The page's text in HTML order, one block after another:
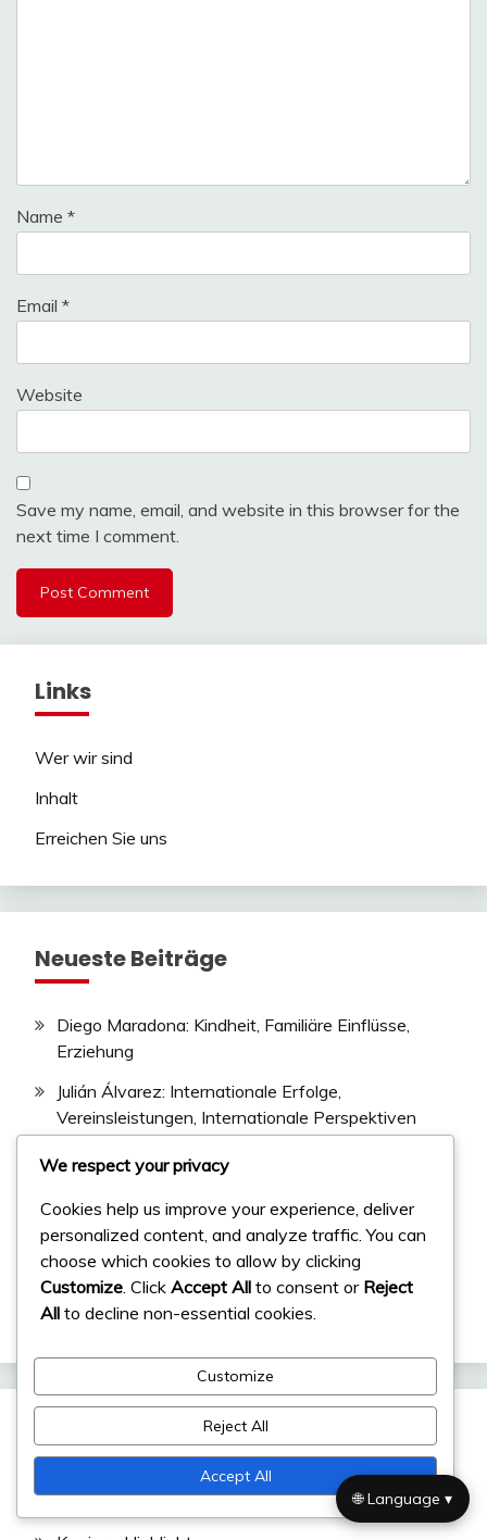
Name *
Email *
Website
Save my name, email, and website in this browser for the
next time I comment.
Links
Wer wir sind
Inhalt
Erreichen Sie uns
Neueste Beiträge
Diego Maradona: Kindheit, Familiäre Einflüsse,
Erziehung
Julián Álvarez: Internationale Erfolge,
Vereinsleistungen, Internationale Perspektiven
Ariel Ortega: Internationale Erfolge, Vermächtnis
der Nationalmannschaft, Schlüsselaufführungen
Julián Álvarez: Karriere-Highlights,
Jugendentwicklung, Familie
Lionel Messi: Karriere-Highlights, Vereinsrekorde,
internationaler Erfolg
Kategorien
Internationale Erfolge
We respect your privacy
Cookies help us improve your experience, deliver
personalized content, and analyze traffic. You can
choose which cookies to allow by clicking
Customize . Click Accept All to consent or Reject
All to decline non-essential cookies.
Customize
Reject All
Accept All
🌐 Language ▾